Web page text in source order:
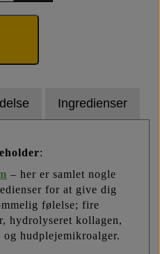
Ingredienser
:
– her er samlet nogle
for at give dig
følelse; fire
hydrolyseret kollagen,
hudplejemikroalger.